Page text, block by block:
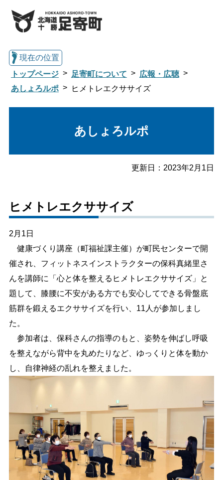
子育て・教育
しごと・産業
文字サイズ
標準 拡大
白 黒 黄 青
リセット
language
閉じる
現在の位置
トップページ
足寄町について
広報・広聴
あしょろルポ
ヒメトレエクササイズ
あしょろルポ
更新日： 2023年2月1日
ヒメトレエクササイズ
2月1日
健康づくり講座（町福祉課主催）が町民センターで開
催され、フィットネスインストラクターの保科真緒里さ
んを講師に「心と体を整えるヒメトレエクササイズ」と
題して、膝腰に不安がある方でも安心してできる骨盤底
筋群を鍛えるエクササイズを行い、11人が参加しまし
た。
参加者は、保科さんの指導のもと、姿勢を伸ばし呼吸
を整えながら背中を丸めたりなど、ゆっくりと体を動か
し、自律神経の乱れを整えました。